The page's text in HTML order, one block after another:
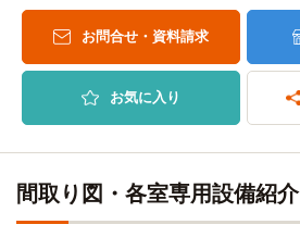
九州共立大学
九州共立大学(大学院)
九州女子大学
お問合せ・資料請求
お気に入り
間取り図・各室専用設備紹介